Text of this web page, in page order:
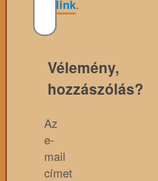
link.
Vélemény,
hozzászólás?
Az
e-
mail
címet